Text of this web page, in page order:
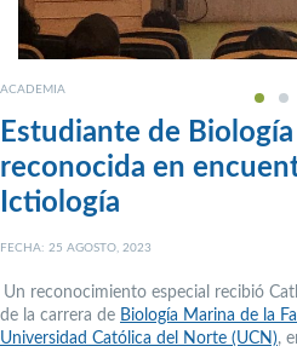
ACADEMIA
Estudiante de
reconocida en
Ictiología
FECHA: 25 AGOSTO, 2023
Un reconocimiento especial recibió
de la carrera de Biología Marina de la
Universidad Católica del Norte (UCN),